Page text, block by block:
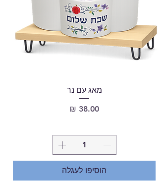
מאג עם נר
מחיר
הוסיפו לעגלה